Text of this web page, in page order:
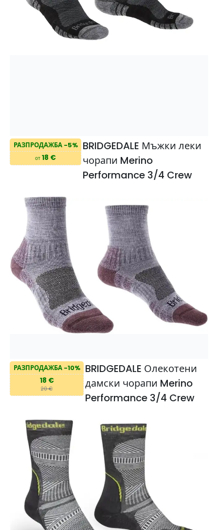
РАЗПРОДАЖБА -5%
от 18 €
BRIDGEDALE Мъжки леки
чорапи Merino
Performance 3/4 Crew
РАЗПРОДАЖБА -10%
18 €
20 €
BRIDGEDALE Олекотени
дамски чорапи Merino
Performance 3/4 Crew